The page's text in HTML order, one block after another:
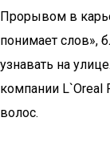
Прорывом в
понимает слов»,
узнавать на
компании L`Oreal
волос.